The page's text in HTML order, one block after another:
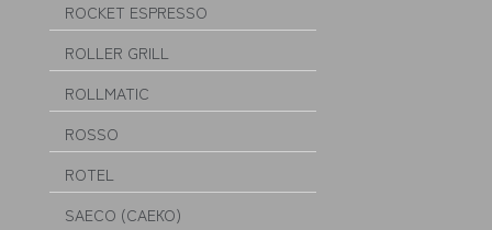
ROCKET ESPRESSO
ROLLER GRILL
ROLLMATIC
ROSSO
ROTEL
SAECO (САЕКО)